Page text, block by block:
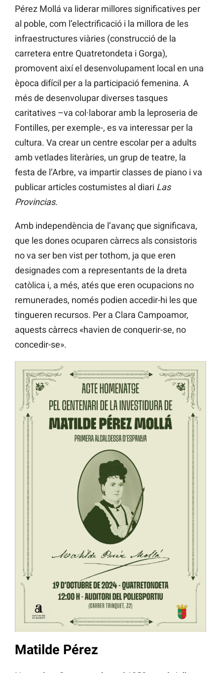
Pérez Mollá va liderar millores significatives per
al poble, com l’electrificació i la millora de les
infraestructures viàries (construcció de la
carretera entre Quatretondeta i Gorga),
promovent així el desenvolupament local en una
època difícil per a la participació femenina. A
més de desenvolupar diverses tasques
caritatives –va col·laborar amb la leproseria de
Fontilles, per exemple-, es va interessar per la
cultura. Va crear un centre escolar per a adults
amb vetlades literàries, un grup de teatre, la
festa de l’Arbre, va impartir classes de piano i va
publicar articles costumistes al diari Las
Provincias.
Amb independència de l’avanç que significava,
que les dones ocuparen càrrecs als consistoris
no va ser ben vist per tothom, ja que eren
designades com a representants de la dreta
catòlica i, a més, atés que eren ocupacions no
remunerades, només podien accedir-hi les que
tingueren recursos. Per a Clara Campoamor,
aquests càrrecs «havien de conquerir-se, no
concedir-se».
Matilde Pérez